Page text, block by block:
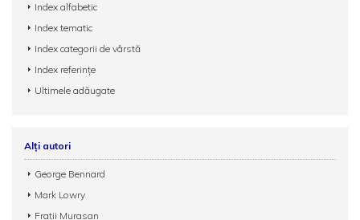
Index alfabetic
Index tematic
Index categorii de vârstă
Index referințe
Ultimele adăugate
Alți autori
George Bennard
Mark Lowry
Fraţii Murasan